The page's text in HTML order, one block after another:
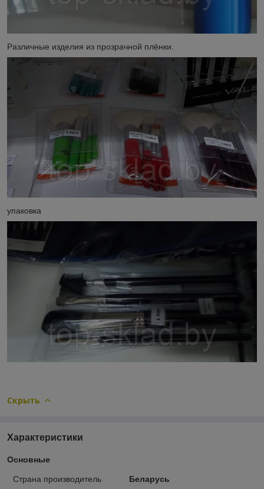
Различные изделия из прозрачной плёнки.
упаковка
Скрыть
Характеристики
Основные
Страна производитель Беларусь